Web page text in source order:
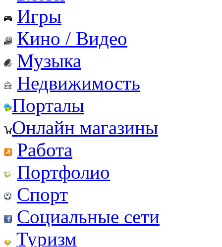
Игры
Кино / Видео
Музыка
Недвижимость
Порталы
Онлайн магазины
Работа
Портфолио
Спорт
Социальные сети
Туризм